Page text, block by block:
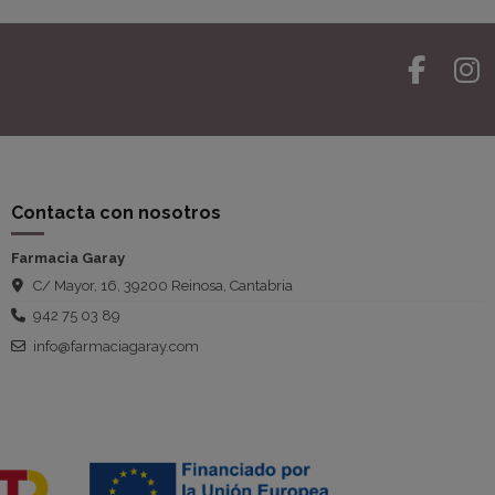
Contacta con nosotros
Farmacia Garay
C/ Mayor, 16, 39200 Reinosa, Cantabria
942 75 03 89
info@farmaciagaray.com